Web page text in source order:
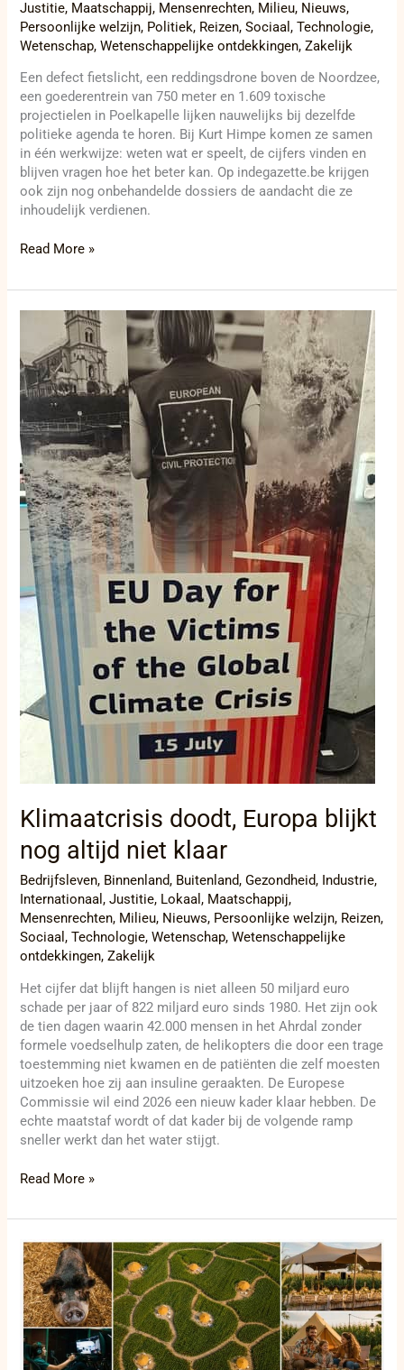
Justitie, Maatschappij, Mensenrechten, Milieu, Nieuws,
Persoonlijke welzijn, Politiek, Reizen,Sociaal,Technologie,
Wetenschap,Wetenschappelijke ontdekkingen,Zakelijk
Een defect fietslicht, een reddingsdrone boven de Noordzee,
een goederentrein van 750 meter en 1.609 toxische
projectielen in Poelkapelle lijken nauwelijks bij dezelfde
politieke agenda te horen. Bij Kurt Himpe komen ze samen
in één werkwijze: weten wat er speelt, de cijfers vinden en
blijven vragen hoe het beter kan. Op indegazette.be krijgen
ook zijn nog onbehandelde dossiers de aandacht die ze
inhoudelijk verdienen.
Read More »
Klimaatcrisis doodt, Europa blijkt
nog altijd niet klaar
Bedrijfsleven, Binnenland, Buitenland,Gezondheid, Industrie,
Internationaal,Justitie, Lokaal, Maatschappij,
Mensenrechten, Milieu, Nieuws, Persoonlijke welzijn, Reizen,
Sociaal,Technologie,Wetenschap,Wetenschappelijke
ontdekkingen,Zakelijk
Het cijfer dat blijft hangen is niet alleen 50 miljard euro
schade per jaar of 822 miljard euro sinds 1980. Het zijn ook
de tien dagen waarin 42.000 mensen in het Ahrdal zonder
formele voedselhulp zaten, de helikopters die door een trage
toestemming niet kwamen en de patiënten die zelf moesten
uitzoeken hoe zij aan insuline geraakten. De Europese
Commissie wil eind 2026 een nieuw kader klaar hebben. De
echte maatstaf wordt of dat kader bij de volgende ramp
sneller werkt dan het water stijgt.
Klimaatcrisis
Europa
blijkt
nog
niet
klaar
Read More »
Van
maïsdoolhof
tot
VR-
vlucht:
verblijf
voor